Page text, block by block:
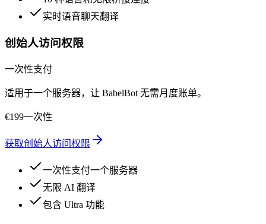
实时语音聊天翻译
创始人访问权限
一次性支付
适用于一个服务器，让 BabelBot 无需月度账单。
€199一次性
获取创始人访问权限
一次性支付一个服务器
无限 AI 翻译
包含 Ultra 功能